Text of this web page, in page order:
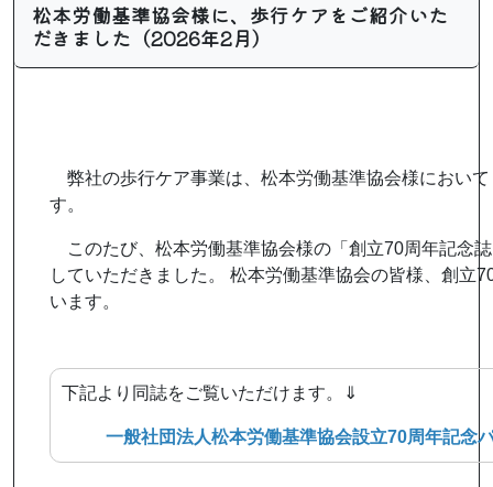
松本労働基準協会様に、歩行ケアをご紹介いた
だきました（2026年2月）
弊社の歩行ケア事業は、松本労働基準協会様におい
す。
このたび、松本労働基準協会様の「創立70周年記念
していただきました。 松本労働基準協会の皆様、創立
います。
下記より同誌をご覧いただけます。⇓
一般社団法人松本労働基準協会設立70周年記念